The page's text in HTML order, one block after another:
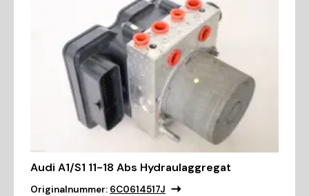
Audi A1/S1 11-18 Abs Hydraulaggregat
Originalnummer: 6C0614517J